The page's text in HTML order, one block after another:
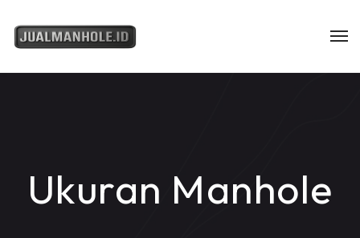
Ukuran Manhole